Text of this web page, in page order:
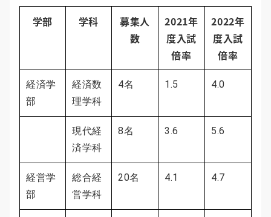
学部 学科
募集人
数
2021年
度入試
倍率
2022年
度入試
倍率
経済学
部
経済数
理学科
4名 1.5 4.0
現代経
済学科
8名 3.6 5.6
経営学
部
総合経
営学科
20名 4.1 4.7